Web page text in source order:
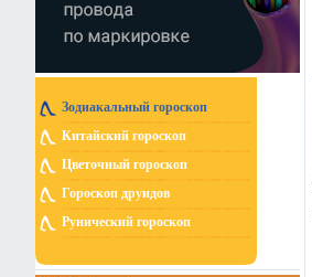
Зодиакальный гороскоп
Китайский гороскоп
Цветочный гороскоп
Гороскоп друидов
Рунический гороскоп